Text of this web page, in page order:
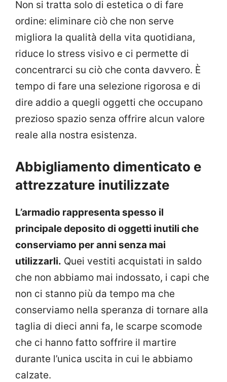
Non si tratta solo di estetica o di fare
ordine: eliminare ciò che non serve
migliora la qualità della vita quotidiana,
riduce lo stress visivo e ci permette di
concentrarci su ciò che conta davvero. È
tempo di fare una selezione rigorosa e di
dire addio a quegli oggetti che occupano
prezioso spazio senza offrire alcun valore
reale alla nostra esistenza.
Abbigliamento dimenticato e
attrezzature inutilizzate
L’armadio rappresenta spesso il
principale deposito di oggetti inutili che
conserviamo per anni senza mai
utilizzarli. Quei vestiti acquistati in saldo
che non abbiamo mai indossato, i capi che
non ci stanno più da tempo ma che
conserviamo nella speranza di tornare alla
taglia di dieci anni fa, le scarpe scomode
che ci hanno fatto soffrire il martire
durante l’unica uscita in cui le abbiamo
calzate.